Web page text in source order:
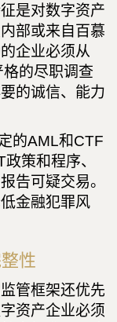
是对数字资产
部或来自百慕
企业必须从
的尽职调查
的诚信、能力
的AML和CTF
策和程序、
告可疑交易。
金融犯罪风
性
管框架还优先
资产企业必须